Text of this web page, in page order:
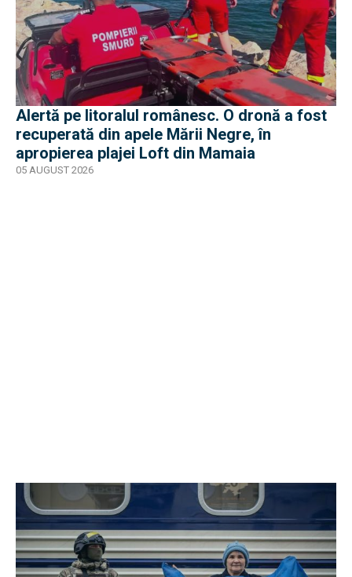
Alertă pe litoralul românesc. O dronă a fost
recuperată din apele Mării Negre, în
apropierea plajei Loft din Mamaia
05 AUGUST 2026